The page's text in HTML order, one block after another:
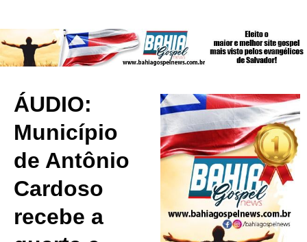
ÁUDIO:
Município
de Antônio
Cardoso
recebe a